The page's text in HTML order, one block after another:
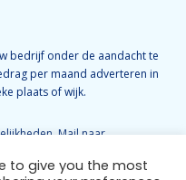
bedrijf onder de aandacht te
per maand adverteren in
plaats of wijk.
Mail naar
to give you the most